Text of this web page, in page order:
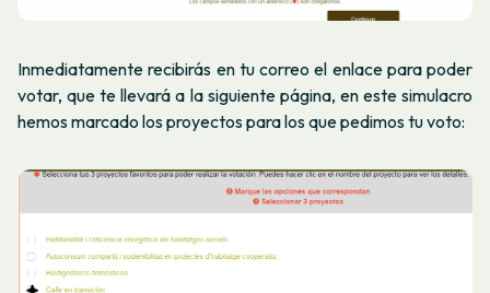
Inmediatamente recibirás en tu correo el enlace para poder
votar, que te llevará a la siguiente página, en este simulacro
hemos marcado los proyectos para los que pedimos tu voto: